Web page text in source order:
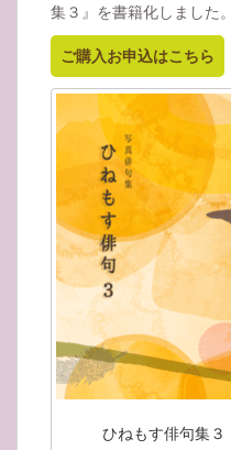
集３』を書籍化しました。
ご購入お申込はこちら
ひねもす俳句集３